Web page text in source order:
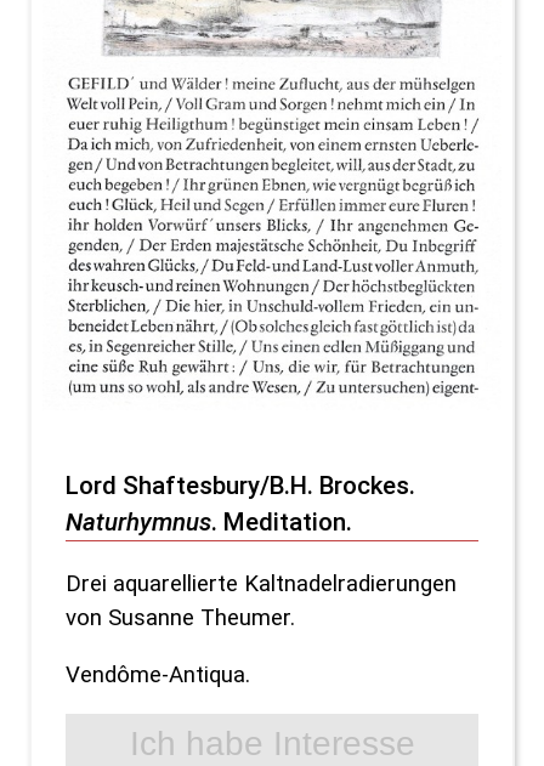
Lord Shaftesbury/B.H. Brockes.
Naturhymnus. Meditation.
Drei aquarellierte Kaltnadelradierungen
von Susanne Theumer.
Vendôme-Antiqua.